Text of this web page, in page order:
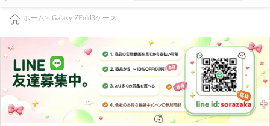
ホーム> Galaxy ZFold3ケース